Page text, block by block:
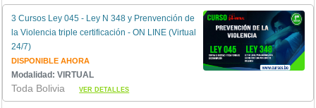
3 Cursos Ley 045 - Ley N 348 y Prenvención de
la Violencia triple certificación - ON LINE (Virtual
24/7)
DISPONIBLE AHORA
Modalidad: VIRTUAL
Toda BoliviaVER DETALLES